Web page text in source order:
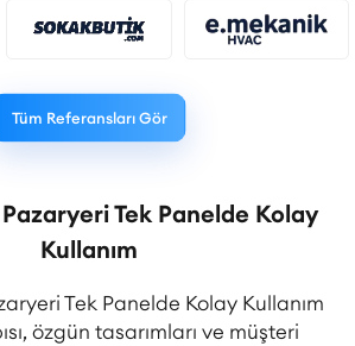
Tüm Referansları Gör
Tek Panelde Kolay
Kullanım
Tek Panelde Kolay Kullanım
özgün tasarımları ve müşteri